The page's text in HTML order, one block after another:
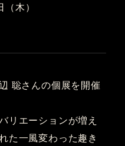
木）
聡さんの個展を開催
リエーションが増え
た一風変わった趣き